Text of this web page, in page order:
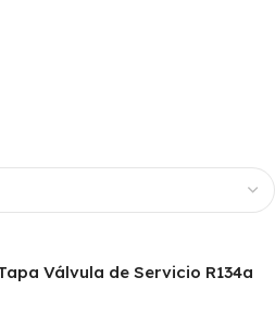
Válvula de Servicio R134a